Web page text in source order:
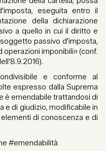
eseguita entro il
della dichiarazione
a quello in cui il diritto e
passivo d'imposta,
operazioni imponibili» (conf.
e conforme al
espresso dalla Suprema
è emendabile trattandosi di
e di giudizio, modificabile in
di conoscenza e di
#emendabilità